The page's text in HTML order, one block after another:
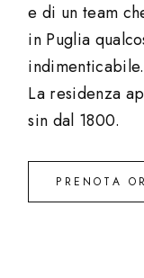
e di un team
in Puglia
indimenticabile.
La residenza
sin dal 1800.
PRENOTA